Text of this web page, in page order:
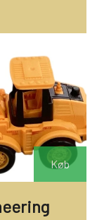
OG
Køb